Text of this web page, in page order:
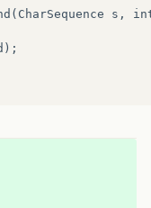
s,